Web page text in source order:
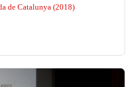
de Catalunya (2018)